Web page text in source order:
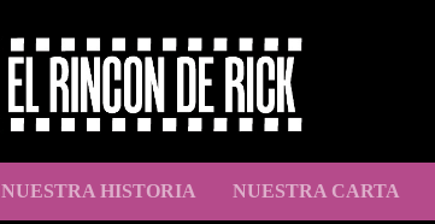
NUESTRA HISTORIA NUESTRA CARTA